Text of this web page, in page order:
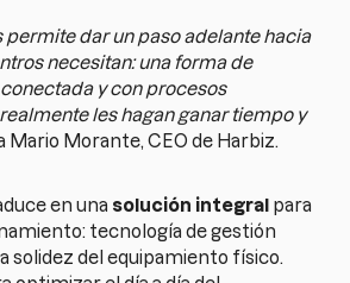
permite dar un paso adelante hacia
necesitan: una forma de
y con procesos
les hagan ganar tiempo y
Mario Morante, CEO de Harbiz.
en una solución integral para
tecnología de gestión
solidez del equipamiento físico.